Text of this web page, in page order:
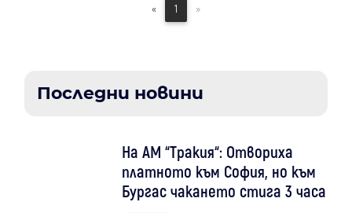
« 1 »
Последни новини
На АМ “Тракия“: Отвориха
платното към София, но към
Бургас чакането стига 3 часа